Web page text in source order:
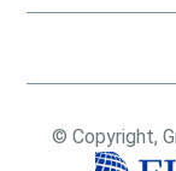
© Copyright,